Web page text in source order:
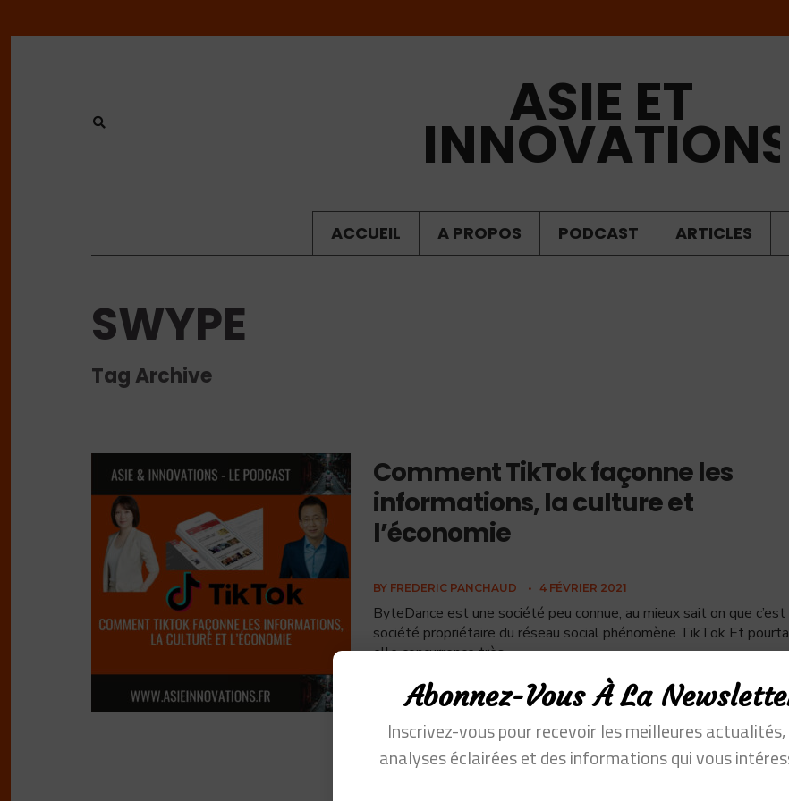
ASIE ET
INNOVATIONS
ACCUEIL A PROPOS PODCAST ARTICLES
SWYPE
Tag Archive
Comment TikTok façonne les
informations, la culture et
l’économie
BY FREDERIC PANCHAUD • 4 FÉVRIER 2021
ByteDance est une société peu connue, au mieux sait on que c’est
société propriétaire du réseau social phénomène TikTok Et
elle concurrence très...
Abonnez-Vous À La
Inscrivez-vous pour recevoir les meilleures actualités,
analyses éclairées et des informations qui vous